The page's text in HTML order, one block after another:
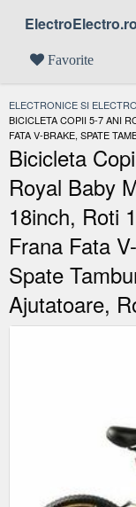
ElectroElectro.ro
Favorite
ELECTRONICE SI
ACTUAL:
BICICLETA COPII 5-7 ANI
FATA V-BRAKE, SPATE
Bicicleta
Royal Baby
18inch, Roti
Frana Fata
Spate
Ajutatoare,